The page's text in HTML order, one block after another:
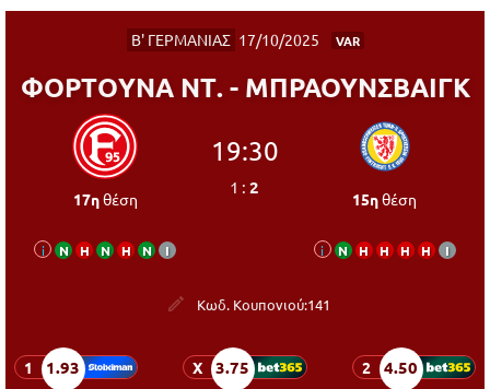
Β' ΓΕΡΜΑΝΙΑΣ 17/10/2025 VAR
ΦΟΡΤOΥΝΑ ΝΤ. - ΜΠΡΑΟΥΝΣΒΑΙΓΚ
17ηθέση
i Ν Η Ν Η Ν Ι
19:30
1 :2
15ηθέση
i Ν Η Η Η Η Ι
Κωδ. Κουπονιού:141
1 1.93 X 3.75 2 4.50